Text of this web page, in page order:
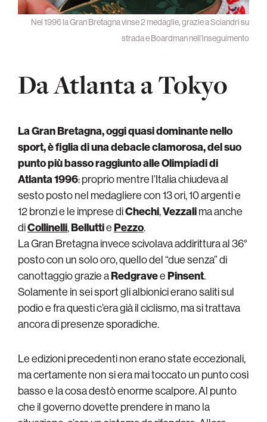
Nel 1996 la Gran Bretagna vinse 2 medaglie, grazie a Sciandri su
strada e Boardman nell’inseguimento
Da Atlanta a Tokyo
La Gran Bretagna, oggi quasi dominante nello
sport, è figlia di una debacle clamorosa, del suo
punto più basso raggiunto alle Olimpiadi di
Atlanta 1996: proprio mentre l’Italia chiudeva al
sesto posto nel medagliere con 13 ori, 10 argenti e
12 bronzi e le imprese diChechi,Vezzalima anche
diCollinelli,BelluttiePezzo.
La Gran Bretagna invece scivolava addirittura al 36°
posto con un solo oro, quello del “due senza” di
canottaggio grazie aRedgraveePinsent.
Solamente in sei sport gli albionici erano saliti sul
podio e fra questi c’era già il ciclismo, ma si trattava
ancora di presenze sporadiche.
Le edizioni precedenti non erano state eccezionali,
ma certamente non si era mai toccato un punto così
basso e la cosa destò enorme scalpore. Al punto
che il governo dovette prendere in mano la